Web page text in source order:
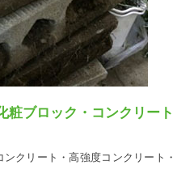
粧ブロック・コンクリート
クリート・高強度コンクリート・